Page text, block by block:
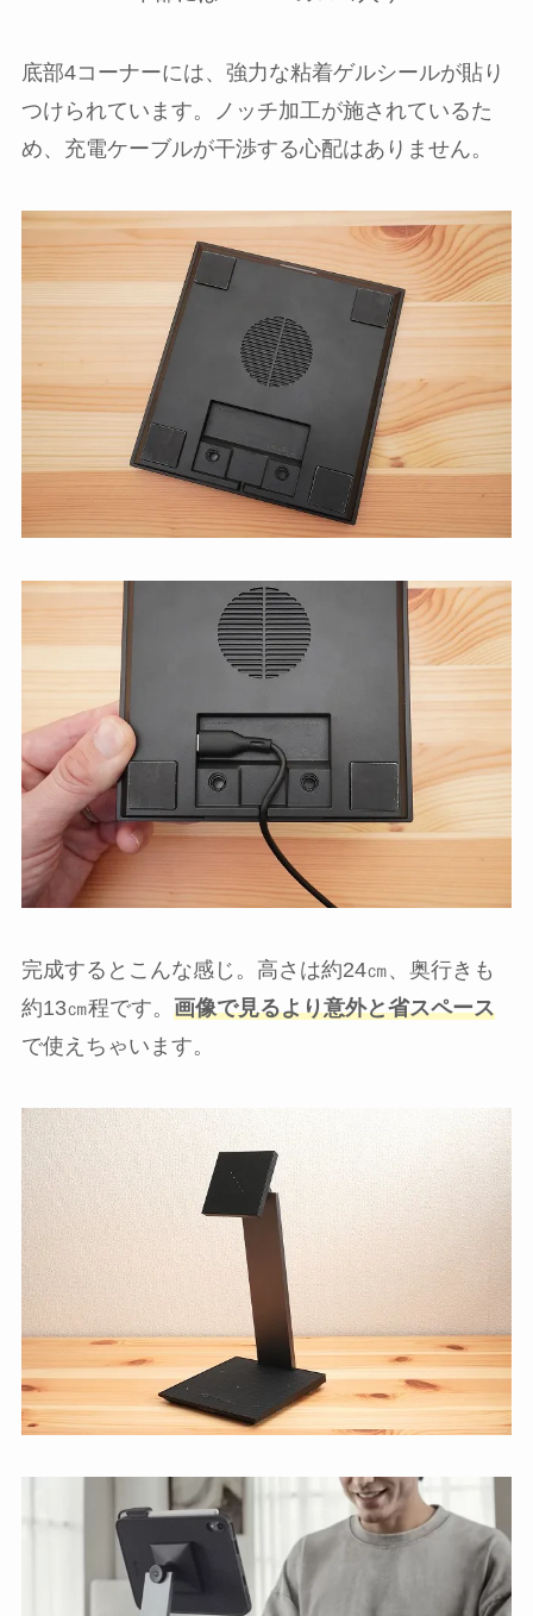
底部4コーナーには、強力な粘着ゲルシールが貼り
つけられています。ノッチ加工が施されているた
め、充電ケーブルが干渉する心配はありません。
完成するとこんな感じ。高さは約24㎝、奥行きも
約13㎝程です。 画像で見るより意外と省スペース
で使えちゃいます。